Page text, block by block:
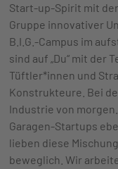
Start-up-Spirit mit
Gruppe innovativer
B.I.G.-Campus im
sind auf „Du“ mit der
Tüftler*innen und
Konstrukteure. Bei
Industrie von
Garagen-Startups
lieben diese
beweglich. Wir